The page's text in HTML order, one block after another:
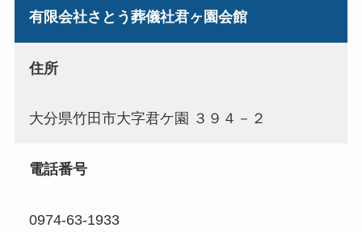
有限会社さとう葬儀社君ヶ園会館
住所
大分県竹田市大字君ケ園 ３９４－２
電話番号
0974-63-1933